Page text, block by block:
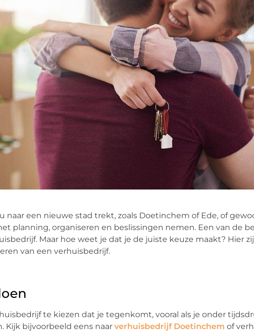
naar een nieuwe stad trekt, zoals Doetinchem of Ede, of
planning, organiseren en beslissingen nemen. Een van de
Maar hoe weet je dat je de juiste keuze maakt? Hier
van een verhuisbedrijf.
te kiezen dat je tegenkomt, vooral als je onder
Kijk bijvoorbeeld eens naar verhuisbedrijf Doetinchem of